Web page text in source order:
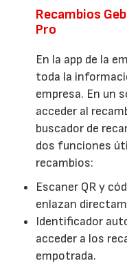
Recambios
Pro
En la app de la
toda la
empresa. En un
acceder al
buscador de
dos funciones
recambios:
Escaner QR y
enlazan
Identificador
acceder a los
empotrada.